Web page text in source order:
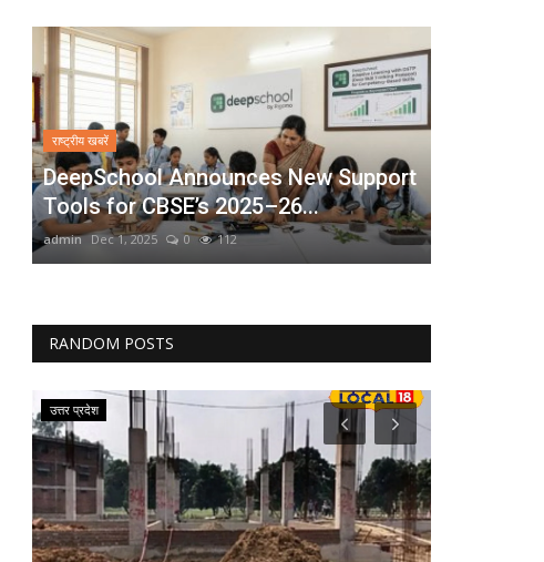
राष्ट्रीय खबरें
DeepSchool Announces New Support
Tools for CBSE’s 2025–26...
admin Dec 1, 2025 0 112
RANDOM POSTS
उत्तर प्रदेश